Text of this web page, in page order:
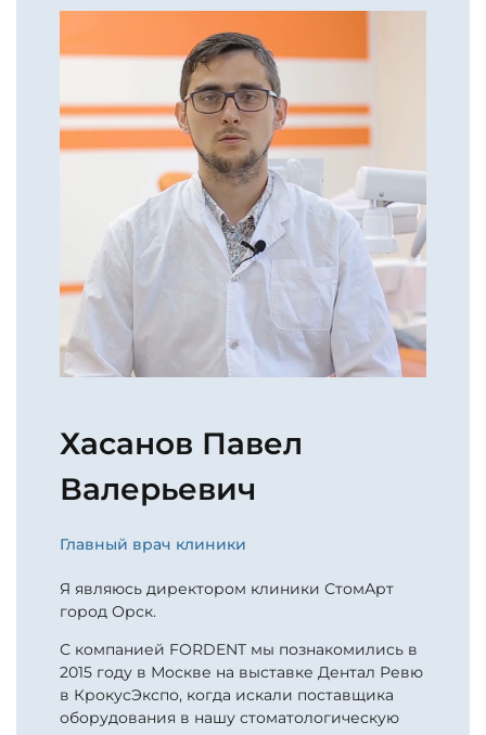
Хасанов Павел
Валерьевич
Главный врач клиники
Я являюсь директором клиники СтомАрт
город Орск.
С компанией FORDENT мы познакомились в
2015 году в Москве на выставке Дентал Ревю
в КрокусЭкспо, когда искали поставщика
оборудования в нашу стоматологическую